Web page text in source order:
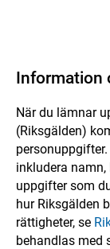
Information
När du lämnar
(Riksgälden)
inkludera
uppgifter som
hur Riksgälden
rättigheter, se
behandlas med